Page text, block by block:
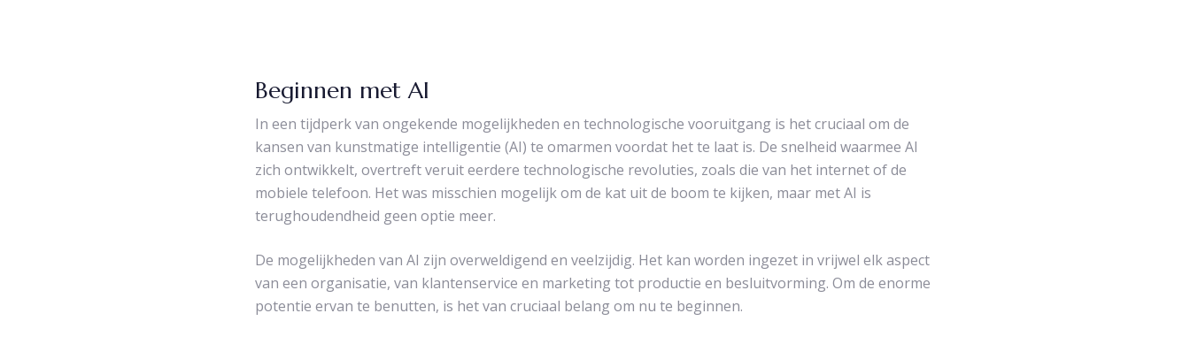
Beginnen met AI
In een tijdperk van ongekende mogelijkheden en technologische vooruitgang is het cruciaal om de
kansen van kunstmatige intelligentie (AI) te omarmen voordat het te laat is. De snelheid waarmee AI
zich ontwikkelt, overtreft veruit eerdere technologische revoluties, zoals die van het internet of de
mobiele telefoon. Het was misschien mogelijk om de kat uit de boom te kijken, maar met AI is
terughoudendheid geen optie meer.
De mogelijkheden van AI zijn overweldigend en veelzijdig. Het kan worden ingezet in vrijwel elk aspect
van een organisatie, van klantenservice en marketing tot productie en besluitvorming. Om de enorme
potentie ervan te benutten, is het van cruciaal belang om nu te beginnen.